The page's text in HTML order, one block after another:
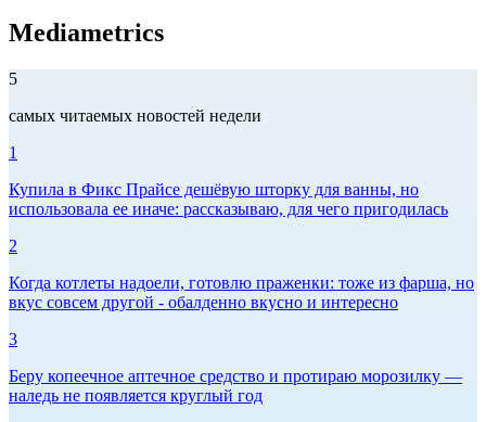
Mediametrics
5
самых читаемых новостей недели
1
Купила в Фикс Прайсе дешёвую шторку для ванны, но
использовала ее иначе: рассказываю, для чего пригодилась
2
Когда котлеты надоели, готовлю праженки: тоже из фарша, но
вкус совсем другой - обалденно вкусно и интересно
3
Беру копеечное аптечное средство и протираю морозилку —
наледь не появляется круглый год